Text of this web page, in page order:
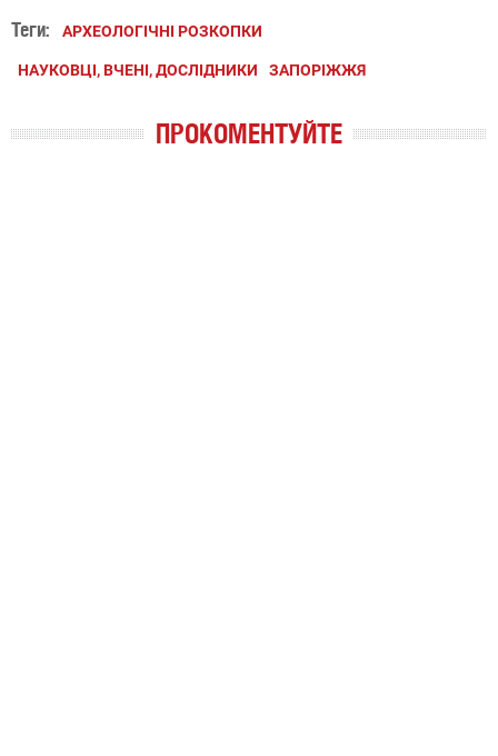
Теги: АРХЕОЛОГІЧНІ РОЗКОПКИ
НАУКОВЦІ, ВЧЕНІ, ДОСЛІДНИКИ ЗАПОРІЖЖЯ
ПРОКОМЕНТУЙТЕ